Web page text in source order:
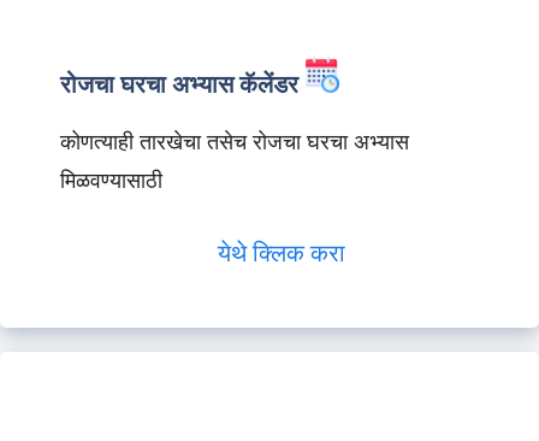
रोजचा घरचा अभ्यास कॅलेंडर
कोणत्याही तारखेचा तसेच रोजचा घरचा अभ्यास
मिळवण्यासाठी
येथे क्लिक करा